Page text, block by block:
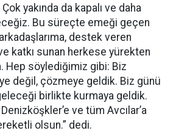
yakında da kapalı ve daha
Bu süreçte emeği geçen
destek veren
katkı sunan herkese yürekten
Hep söylediğimiz gibi: Biz
değil, çözmeye geldik. Biz günü
birlikte kurmaya geldik.
ve tüm Avcılar’a
olsun.” dedi.